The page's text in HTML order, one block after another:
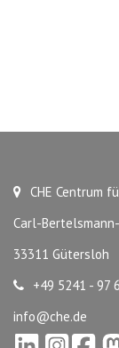
CHE Centrum
Carl-
33311 Gütersloh
+49 5241 - 97
info@che.de